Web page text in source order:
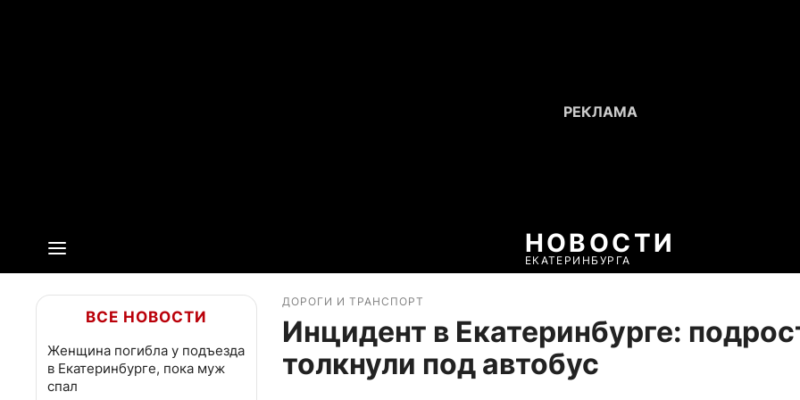
НОВОСТИ
ЕКАТЕРИНБУРГА
ВСЕ НОВОСТИ
Женщина погибла у подъезда
в Екатеринбурге, пока муж
спал
ДОРОГИ И ТРАНСПОРТ
Инцидент в Екатеринбурге:
толкнули под автобус